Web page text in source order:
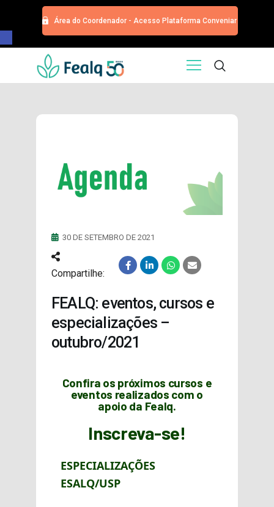
Barra de Ferramentas Aberta
Área do Coordenador - Acesso Plataforma Conveniar
HOME
TRABALHE CONOSCO
NOTÍCIAS
CONTATO
CURSOS
EVENTOS
DOAÇÕES PARA
30 DE SETEMBRO DE 2021
Compartilhe:
FEALQ: eventos, cursos e
especializações –
outubro/2021
Confira os próximos cursos e
eventos realizados com o
apoio da Fealq.
Inscreva-se!
ESPECIALIZAÇÕES
ESALQ/USP